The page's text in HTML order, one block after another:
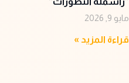
مايو 9, 2026
قراءة المزيد »